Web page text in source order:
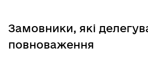
Замовники, які
повноваження